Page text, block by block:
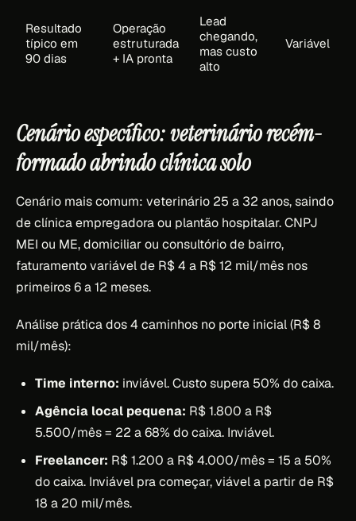
Resultado
típico em
90 dias
Operação
estruturada
+ IA pronta
Lead
chegando,
mas custo
alto
Variável
Cenário específico: veterinário recém-
formado abrindo clínica solo
Cenário mais comum: veterinário 25 a 32 anos, saindo
de clínica empregadora ou plantão hospitalar. CNPJ
MEI ou ME, domiciliar ou consultório de bairro,
faturamento variável de R$ 4 a R$ 12 mil/mês nos
primeiros 6 a 12 meses.
Análise prática dos 4 caminhos no porte inicial (R$ 8
mil/mês):
Time interno: inviável. Custo supera 50% do caixa.
Agência local pequena: R$ 1.800 a R$
5.500/mês = 22 a 68% do caixa. Inviável.
Freelancer: R$ 1.200 a R$ 4.000/mês = 15 a 50%
do caixa. Inviável pra começar, viável a partir de R$
18 a 20 mil/mês.